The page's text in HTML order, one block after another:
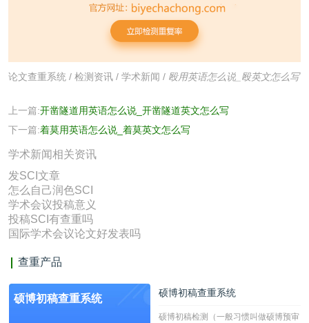
论文查重系统 / 检测资讯 / 学术新闻 / 殴用英语怎么说_殴英文怎么写
上一篇:开凿隧道用英语怎么说_开凿隧道英文怎么写
下一篇:着莫用英语怎么说_着莫英文怎么写
学术新闻相关资讯
发SCI文章
怎么自己润色SCI
学术会议投稿意义
投稿SCI有查重吗
国际学术会议论文好发表吗
查重产品
硕博初稿查重系统 硕博初稿查重系统
硕博初稿检测（一般习惯叫做硕博预审